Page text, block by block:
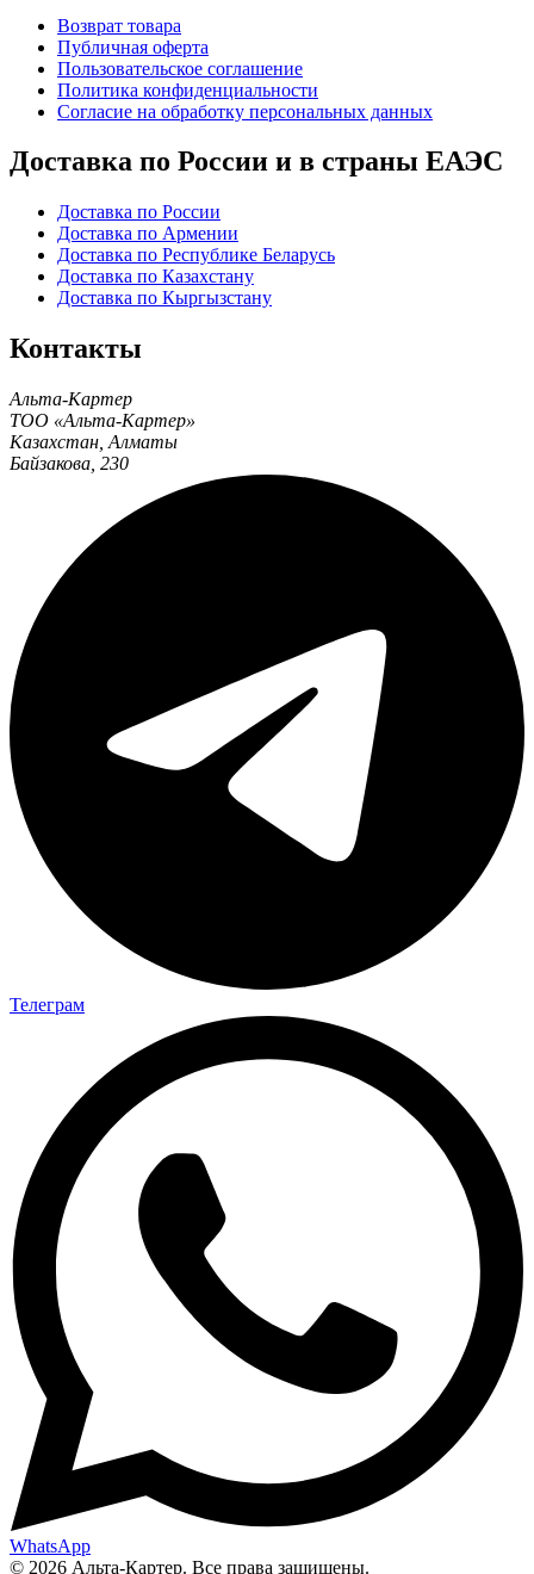
Возврат товара
Публичная оферта
Пользовательское соглашение
Политика конфиденциальности
Согласие на обработку персональных данных
Доставка по России и в страны ЕАЭС
Доставка по России
Доставка по Армении
Доставка по Республике Беларусь
Доставка по Казахстану
Доставка по Кыргызстану
Контакты
Альта-Картер
ТОО «Альта-Картер»
Казахстан Алматы
Байзакова, 230
Телеграм
WhatsApp
© 2026 Альта-Картер. Все права защищены.